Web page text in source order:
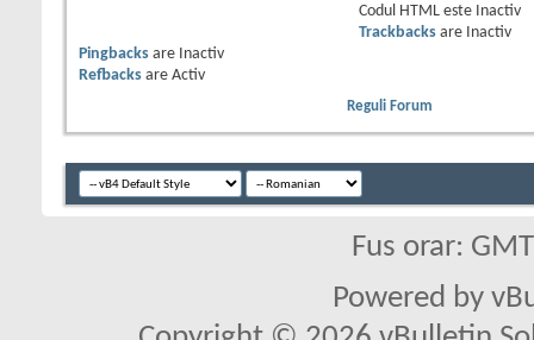
Codul HTML este
Inactiv
Trackbacksare
Inactiv
Pingbacks are
Inactiv
Refbacks are Activ
Reguli Forum
Fus orar:
Powered by